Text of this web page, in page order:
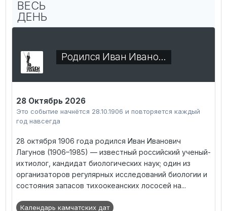
ВЕСЬ
ДЕНЬ
Родился Иван Ивано…
28 Октябрь 2026
Это событие начнётся 28.10.1906 и повторяется каждый
год навсегда
28 октября 1906 года родился Иван Иванович
Лагунов (1906–1985) — известный российский ученый-
ихтиолог, кандидат биологических наук; один из
организаторов регулярных исследований биологии и
состояния запасов тихоокеанских лососей на...
Календарь камчатских дат